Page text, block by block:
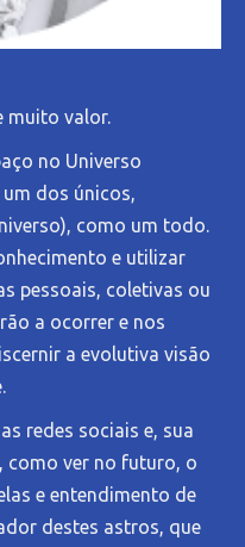
muito valor.
no Universo
dos únicos,
como um todo.
e utilizar
pessoais, coletivas ou
a ocorrer e nos
a evolutiva visão
redes sociais e, sua
como ver no futuro, o
e entendimento de
destes astros, que